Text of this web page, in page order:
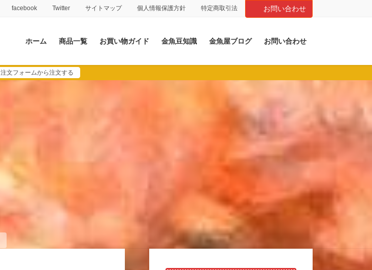
facebook Twitter サイトマップ 個人情報保護方針 特定商取引法 お問い合わせ
ホーム 商品一覧 お買い物ガイド 金魚豆知識 金魚屋ブログ お問い合わせ
注文フォームから注文する